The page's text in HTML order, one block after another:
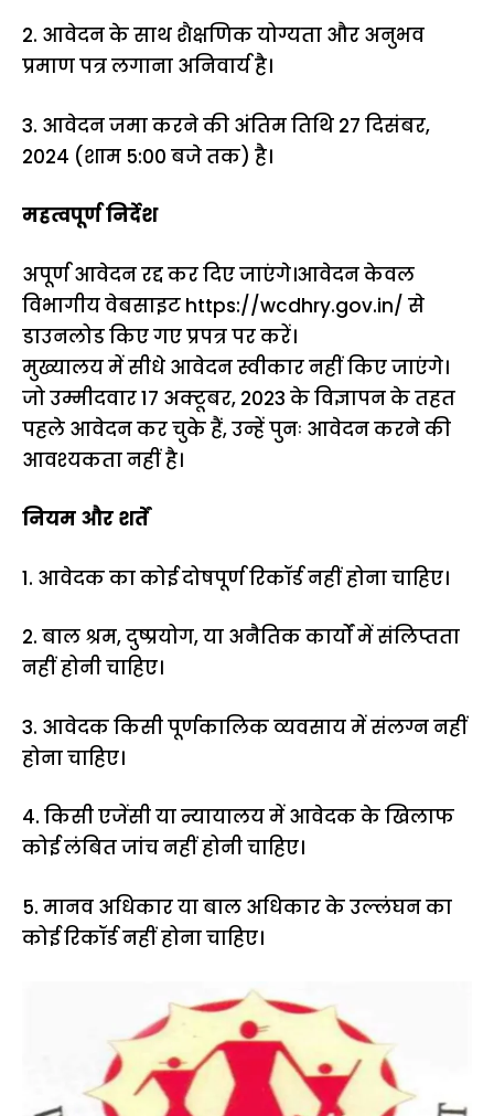
2. आवेदन के साथ शैक्षणिक योग्यता और अनुभव
प्रमाण पत्र लगाना अनिवार्य है।
3. आवेदन जमा करने की अंतिम तिथि 27 दिसंबर,
2024 (शाम 5:00 बजे तक) है।
महत्वपूर्ण निर्देश
अपूर्ण आवेदन रद्द कर दिए जाएंगे।आवेदन केवल
विभागीय वेबसाइट https://wcdhry.gov.in/ से
डाउनलोड किए गए प्रपत्र पर करें।
मुख्यालय में सीधे आवेदन स्वीकार नहीं किए जाएंगे।
जो उम्मीदवार 17 अक्टूबर, 2023 के विज्ञापन के तहत
पहले आवेदन कर चुके हैं, उन्हें पुनः आवेदन करने की
आवश्यकता नहीं है।
नियम और शर्तें
1. आवेदक का कोई दोषपूर्ण रिकॉर्ड नहीं होना चाहिए।
2. बाल श्रम, दुष्प्रयोग, या अनैतिक कार्यों में संलिप्तता
नहीं होनी चाहिए।
3. आवेदक किसी पूर्णकालिक व्यवसाय में संलग्न नहीं
होना चाहिए।
4. किसी एजेंसी या न्यायालय में आवेदक के खिलाफ
कोई लंबित जांच नहीं होनी चाहिए।
5. मानव अधिकार या बाल अधिकार के उल्लंघन का
कोई रिकॉर्ड नहीं होना चाहिए।